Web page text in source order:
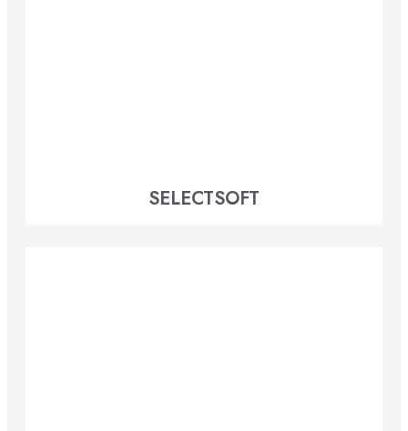
SELECTSOFT